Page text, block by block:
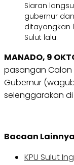
Siaran
gubernur
ditayangkan
Sulut lalu.
MANADO, 9
pasangan Calon
Gubernur
selenggarakan
Bacaan Lainnya
KPU Sulut